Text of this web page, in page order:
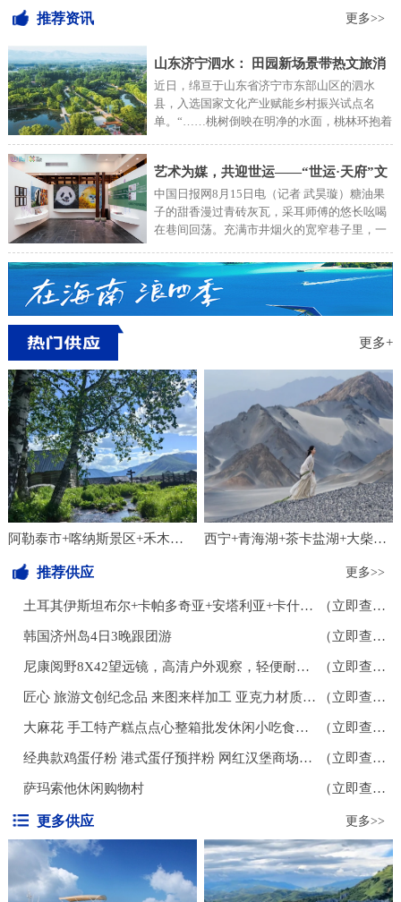
推荐资讯 更多>>
山东济宁泗水： 田园新场景带热文旅消
费
近日，绵亘于山东省济宁市东部山区的泗水
县，入选国家文化产业赋能乡村振兴试点名
单。“……桃树倒映在明净的水面，桃林环抱着
野的桃林。20年前，诞生于泗水的“桃花节”闻
名鲁西南。如今，每到节假日，络绎不绝的游
客来到泗水，穿梭于桃林间，摄影、写生、品
农家宴。当地人看好这一发展契机，在桃林建
田”的乐趣……好山好水孕育硕果累累。在卞家
庄村樱桃园现代化大棚内，村党支部书记孔庆
亮被一群充满求知欲的年轻人围绕，讲授樱桃
种植方法。“原来一颗樱桃背后，藏着这么多科
技与生态融合的智慧。”参加研学游的大学生边
展为住下来深度体验。泗水的魅力更多源自文
化的吸引。2000多年前，孔子东游，驻足泗水
河边，心生感叹：“逝者如斯，不舍昼夜。”千
百年来，儒风雅韵濡染城乡，生生不息。泗水
村村建起“儒学讲堂”，很多游客远道而来聆听
孝道故事，聊聊农村新鲜事儿，近距离感受儒
家文化魅力。在“夹山小筑”民宿，上海游客王
静一家清晨齐诵《论
艺术为媒，共迎世运——“世运·天府”文
化艺术展，以巴蜀美学，为世运喝彩
中国日报网8月15日电（记者 武昊璇）糖油果
子的甜香漫过青砖灰瓦，采耳师傅的悠长吆喝
在巷间回荡。充满市井烟火的宽窄巷子里，一
月24日在成都宽窄巷子启幕以来，“世运·天
府”文化艺术展持续升温。开展以来，已吸引超
过10万名全球游客观展打卡。2025年第12届世
界运动会激战正酣，随着来自世界各地的运动
员与工作人员来到成都参与盛会，这场既展示
成为全球游客触摸天府文化的“第一站”。展览
盛况：市民热捧见证文化向心力进入展厅，即
可开启一段体育与巴蜀美学的时空对话。历史
纵深展区里，父子并肩凝视世运火炬的剪影，
倒映在“成都世运时间轴”的文字墙上，仿佛穿
越时光隧道，走过世运会44年的编年史。双宝
共生墙前，外地游客拉着志愿者询问攻略，如
何可以亲眼看到“世运双宝”的原型大熊猫与川
金丝猴。展厅东区的非遗展区热闹非凡。一位
德国游客对着遂宁涪江奇石贴画啧啧称奇，不
江嘉兴的参观者，则对文气十足的竹编、折
场，则是年轻人们最
更多+
阿勒泰市+喀纳斯景区+禾木风景区3日2晚私家团 西宁+青海湖+茶卡盐湖+大柴旦翡翠湖旅游景区8日7晚拼小团
推荐供应 更多>>
土耳其伊斯坦布尔+卡帕多奇亚+安塔利亚+卡什小镇+费特希耶+地中海7日6晚跟团游 （立即查看）
韩国济州岛4日3晚跟团游 （立即查看）
尼康阅野8X42望远镜，高清户外观察，轻便耐用，专业狩猎旅行必备 （立即查看）
匠心 旅游文创纪念品 来图来样加工 亚克力材质冰箱贴 个性创意磁力贴 （立即查看）
大麻花 手工特产糕点点心整箱批发休闲小吃食品多味 （立即查看）
经典款鸡蛋仔粉 港式蛋仔预拌粉 网红汉堡商场步行街地摊摆摊小吃 （立即查看）
萨玛索他休闲购物村 （立即查看）
更多供应 更多>>